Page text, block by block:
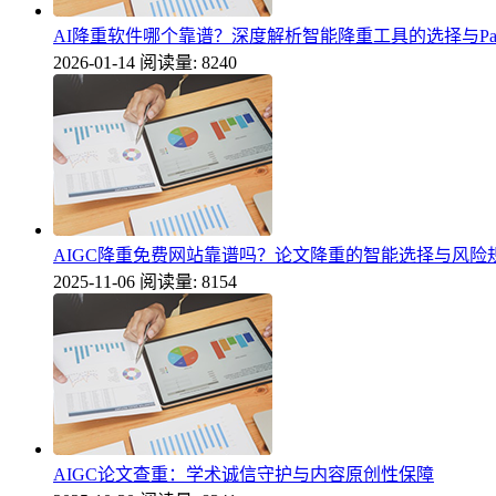
AI降重软件哪个靠谱？深度解析智能降重工具的选择与
2026-01-14 阅读量: 8240
AIGC降重免费网站靠谱吗？论文降重的智能选择与风险
2025-11-06 阅读量: 8154
AIGC论文查重：学术诚信守护与内容原创性保障